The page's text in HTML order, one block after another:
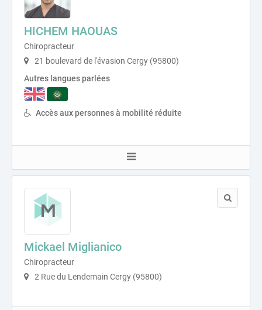
HICHEM HAOUAS
Chiropracteur
21 boulevard de l'évasion Cergy (95800)
Autres langues parlées
Accès aux personnes à mobilité réduite
Mickael Miglianico
Chiropracteur
2 Rue du Lendemain Cergy (95800)